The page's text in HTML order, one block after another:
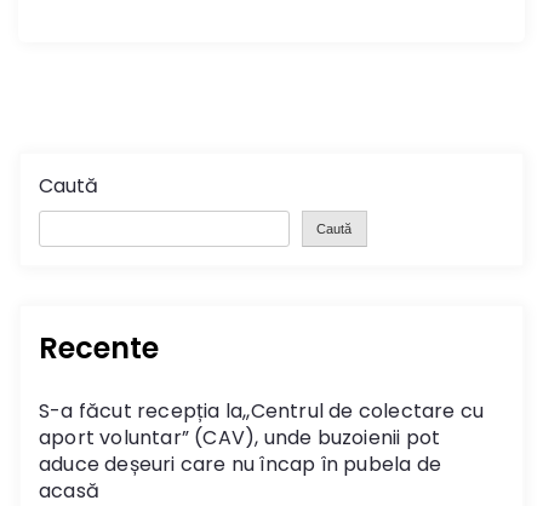
Caută
Caută
Recente
S-a făcut recepția la,,Centrul de colectare cu
aport voluntar” (CAV), unde buzoienii pot
aduce deșeuri care nu încap în pubela de
acasă